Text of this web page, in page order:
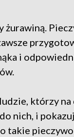
żurawiną.
i
którzy na
nich, i
takie pieczywo